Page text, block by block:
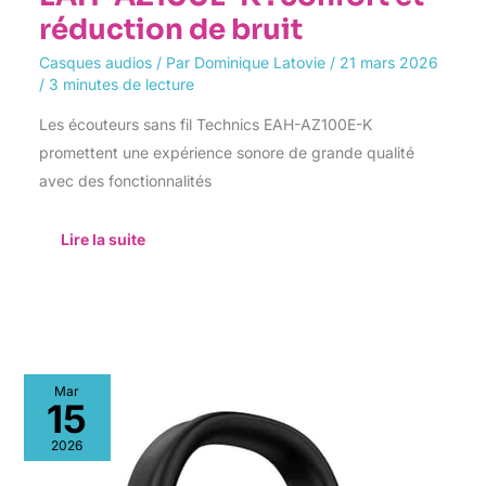
réduction de bruit
Casques audios/ Par Dominique Latovie / 21 mars 2026
/ 3 minutes de lecture
Les écouteurs sans fil Technics EAH-AZ100E-K
promettent une expérience sonore de grande qualité
avec des fonctionnalités
Lire la suite
Mar
15
2026
Test
du
Zildjian
ALCHEM-
E